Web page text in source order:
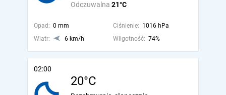
Odczuwalna 21°C
Opad: 0 mm Ciśnienie: 1016 hPa
Wiatr:
6 km/h Wilgotność: 74%
02:00
20°C